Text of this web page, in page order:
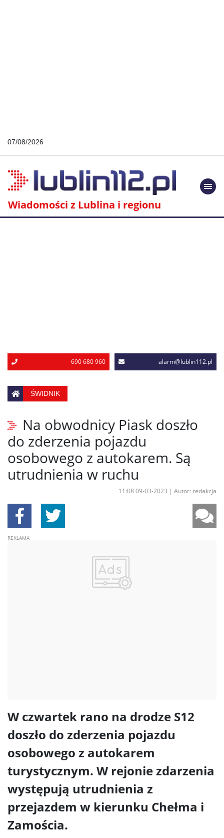
07/08/2026
Wiadomości z Lublina i regionu
690 680 960 alarm@lublin112.pl
ŚWIDNIK
Na obwodnicy Piask doszło
do zderzenia pojazdu
osobowego z autokarem. Są
utrudnienia w ruchu
11:08 09-03-2023 | Autor: redakcja
W czwartek rano na drodze S12
doszło do zderzenia pojazdu
osobowego z autokarem
turystycznym. W rejonie zdarzenia
występują utrudnienia z
przejazdem w kierunku Chełma i
Zamościa.